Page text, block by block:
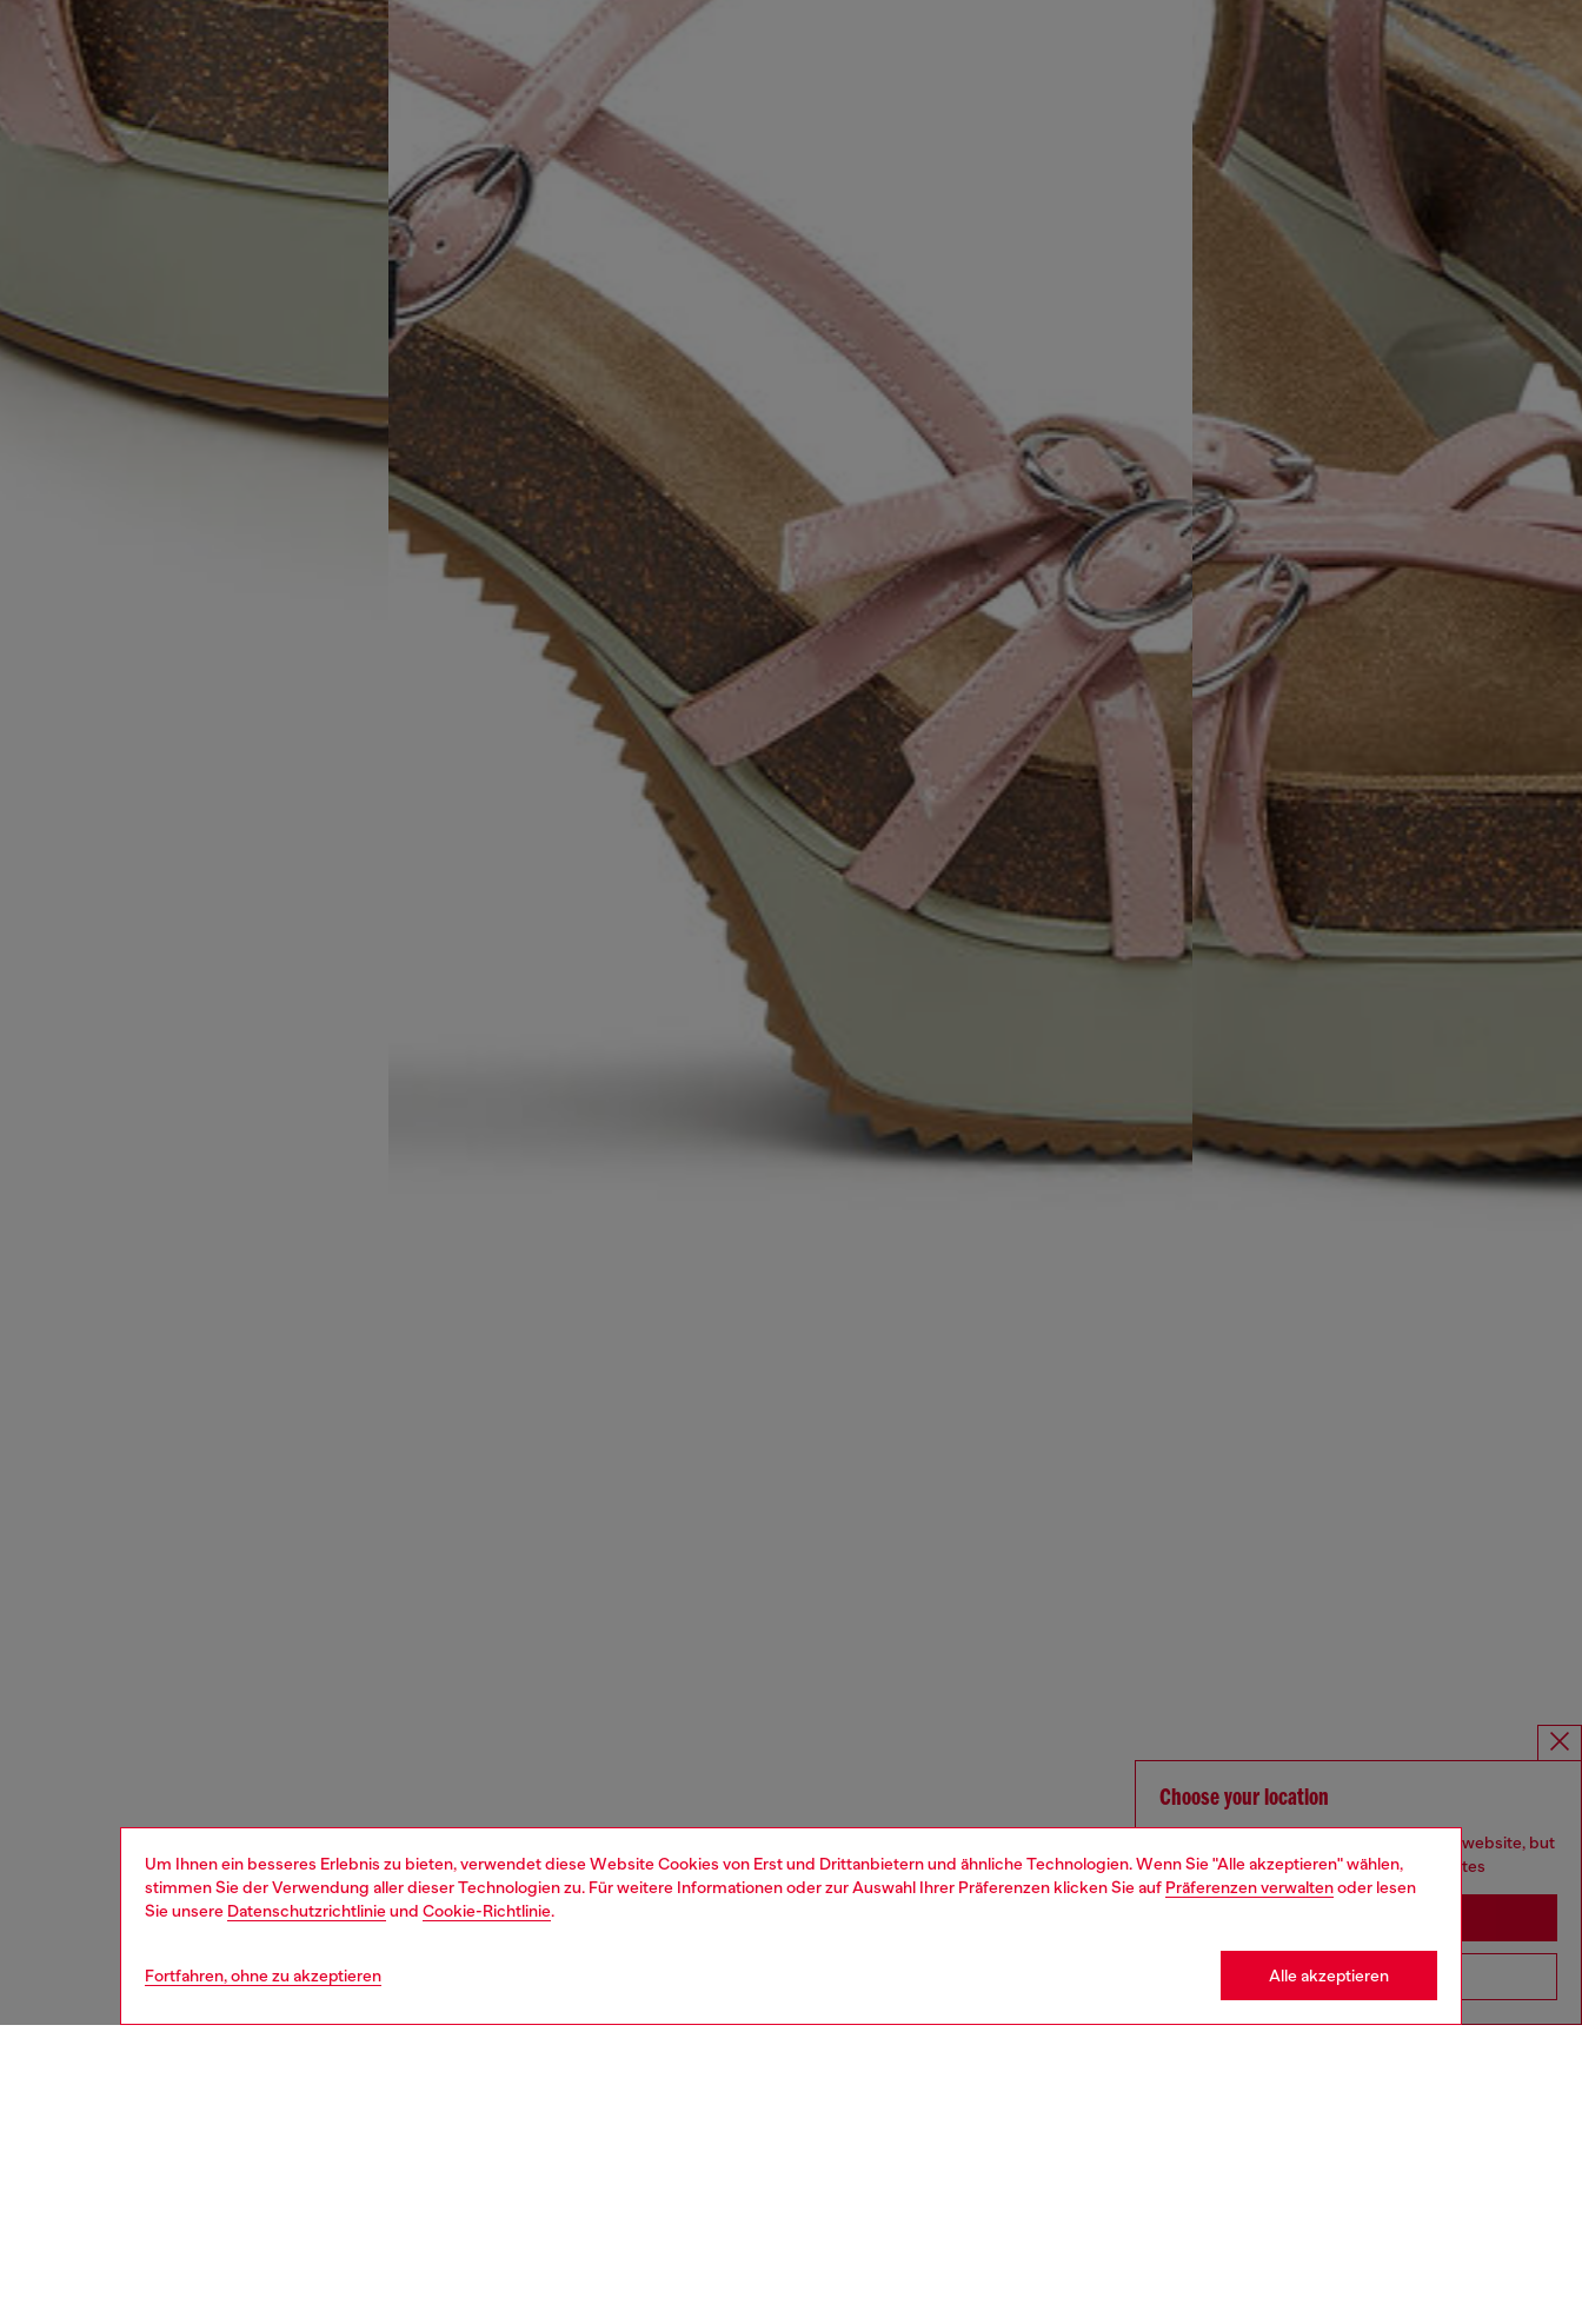
Um Ihnen ein besseres Erlebnis zu bieten, verwendet diese Website Cookies von Erst und Drittanbietern und ähnliche Technologien. Wenn Sie "Alle akzeptieren" wählen,
stimmen Sie der Verwendung aller dieser Technologien zu. Für weitere Informationen oder zur Auswahl Ihrer Präferenzen klicken Sie auf Präferenzen verwaltenoder lesen
Sie unsere Datenschutzrichtlinieund Cookie-Richtlinie.
Fortfahren, ohne zu akzeptieren Alle akzeptieren
Choose your location
You are currently browsing Deutschland website, but
it seems you may be based in United States
Go to United States